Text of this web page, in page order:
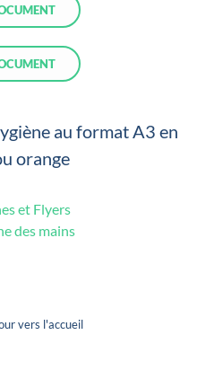
au format A3 en
orange
et Flyers
des mains
vers l'accueil